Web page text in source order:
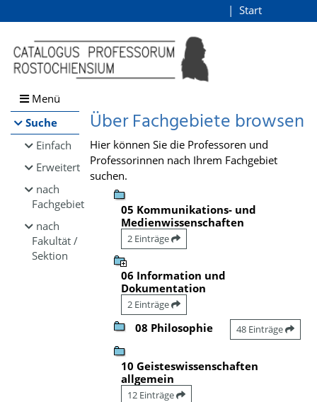
Browsen
direkt zum Inhalt
Start
Menü
Suche
Einfach
Erweitert
nach
Fachgebiet
nach
Fakultät /
Sektion
Über Fachgebiete browsen
Hier können Sie die Professoren und
Professorinnen nach Ihrem Fachgebiet
suchen.
05 Kommunikations- und
Medienwissenschaften
2 Einträge
06 Information und
Dokumentation
2 Einträge
08 Philosophie 48 Einträge
10 Geisteswissenschaften
allgemein
12 Einträge